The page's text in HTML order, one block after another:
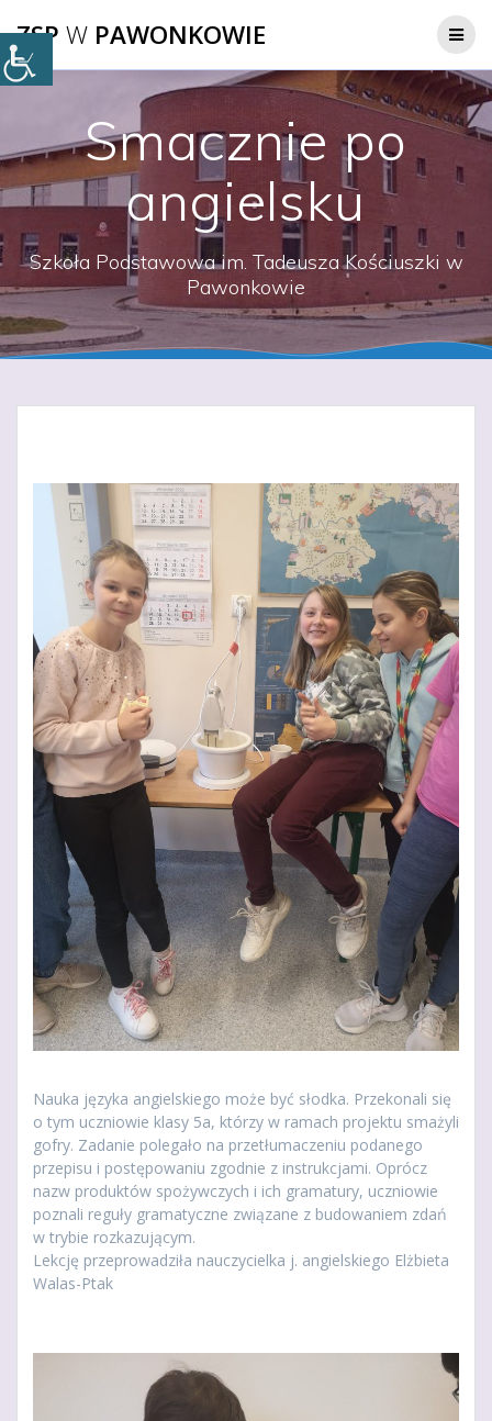
do
ZSP W PAWONKOWIE
Smacznie po
angielsku
Szkoła Podstawowa im. Tadeusza Kościuszki w
Pawonkowie
Nauka języka angielskiego może być słodka. Przekonali się
o tym uczniowie klasy 5a, którzy w ramach projektu smażyli
gofry. Zadanie polegało na przetłumaczeniu podanego
przepisu i postępowaniu zgodnie z instrukcjami. Oprócz
nazw produktów spożywczych i ich gramatury, uczniowie
poznali reguły gramatyczne związane z budowaniem zdań
w trybie rozkazującym.
Lekcję przeprowadziła nauczycielka j. angielskiego Elżbieta
Walas-Ptak